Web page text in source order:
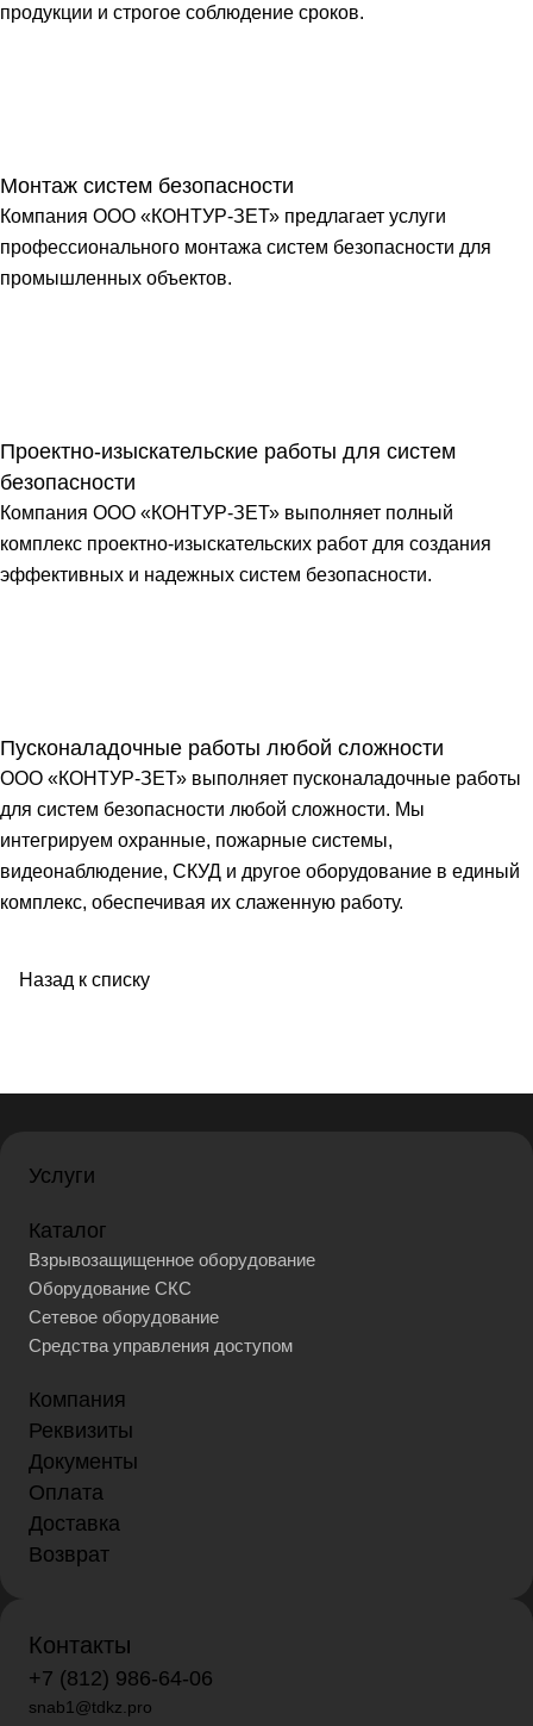
продукции и строгое соблюдение сроков.
Монтаж систем безопасности
Компания ООО «КОНТУР-ЗЕТ» предлагает услуги
профессионального монтажа систем безопасности для
промышленных объектов.
Проектно-изыскательские работы для систем
безопасности
Компания ООО «КОНТУР-ЗЕТ» выполняет полный
комплекс проектно-изыскательских работ для создания
эффективных и надежных систем безопасности.
Пусконаладочные работы любой сложности
ООО «КОНТУР-ЗЕТ» выполняет пусконаладочные работы
для систем безопасности любой сложности. Мы
интегрируем охранные, пожарные системы,
видеонаблюдение, СКУД и другое оборудование в единый
комплекс, обеспечивая их слаженную работу.
Назад к списку
Услуги
Каталог
Взрывозащищенное оборудование
Оборудование СКС
Сетевое оборудование
Средства управления доступом
Компания
Реквизиты
Документы
Оплата
Доставка
Возврат
Контакты
+7 (812) 986-64-06
snab1@tdkz.pro